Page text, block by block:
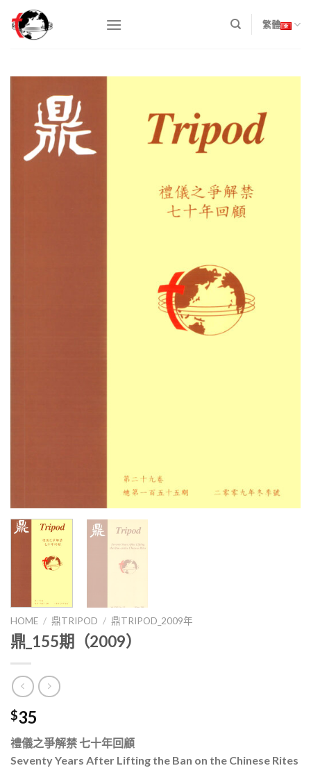
content
繁體
HOME / 鼎TRIPOD / 鼎TRIPOD_2009年
鼎_155期（2009）
$35
禮儀之爭解禁 七十年回顧
Seventy Years After Lifting the Ban on the Chinese Rites